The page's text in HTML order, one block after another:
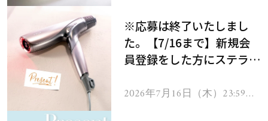
※応募は終了いたしまし
た。【7/16まで】新規会
員登録をした方にステラボ
ヘアドライヤー ジュエル
2026年7月16日（木）23:59ま